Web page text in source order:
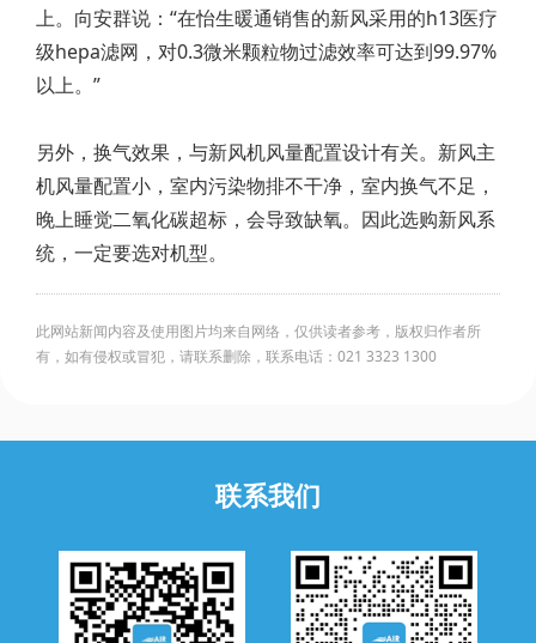
上。向安群说：“在怡生暖通销售的新风采用的h13医疗
级hepa滤网，对0.3微米颗粒物过滤效率可达到99.97%
以上。”
另外，换气效果，与新风机风量配置设计有关。新风主
机风量配置小，室内污染物排不干净，室内换气不足，
晚上睡觉二氧化碳超标，会导致缺氧。因此选购新风系
统，一定要选对机型。
此网站新闻内容及使用图片均来自网络，仅供读者参考，版权归作者所
有，如有侵权或冒犯，请联系删除，联系电话：021 3323 1300
联系我们